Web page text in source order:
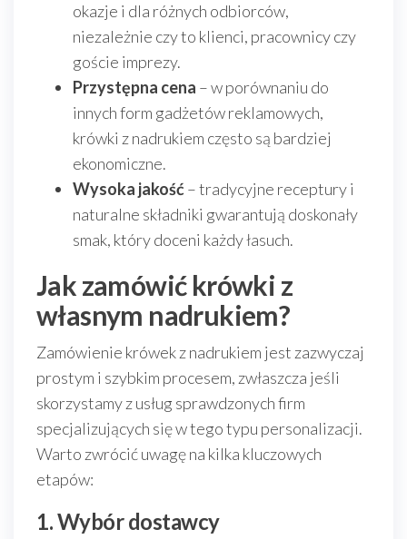
okazje i dla różnych odbiorców,
niezależnie czy to klienci, pracownicy czy
goście imprezy.
Przystępna cena – w porównaniu do
innych form gadżetów reklamowych,
krówki z nadrukiem często są bardziej
ekonomiczne.
Wysoka jakość– tradycyjne receptury i
naturalne składniki gwarantują doskonały
smak, który doceni każdy łasuch.
Jak zamówić krówki z
własnym nadrukiem?
Zamówienie krówek z nadrukiem jest zazwyczaj
prostym i szybkim procesem, zwłaszcza jeśli
skorzystamy z usług sprawdzonych firm
specjalizujących się w tego typu personalizacji.
Warto zwrócić uwagę na kilka kluczowych
etapów:
1. Wybór dostawcy